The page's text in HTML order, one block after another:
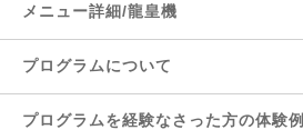
メニュー詳細/龍皇機
プログラムについて
プログラムを経験なさった方の体験例